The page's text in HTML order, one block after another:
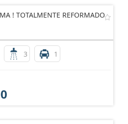
! TOTALMENTE REFORMADO
3 1